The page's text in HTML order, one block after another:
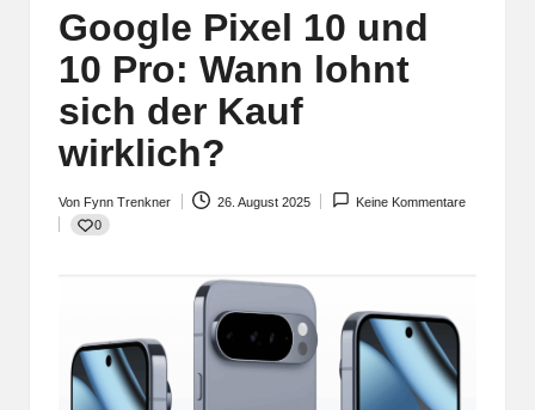
Apple,
Smart‑Home,
Kopfhörern
Google Pixel 10 und
10 Pro: Wann lohnt
sich der Kauf
wirklich?
Posted
by
Von Fynn Trenkner 26. August 2025
Keine Kommentare
0